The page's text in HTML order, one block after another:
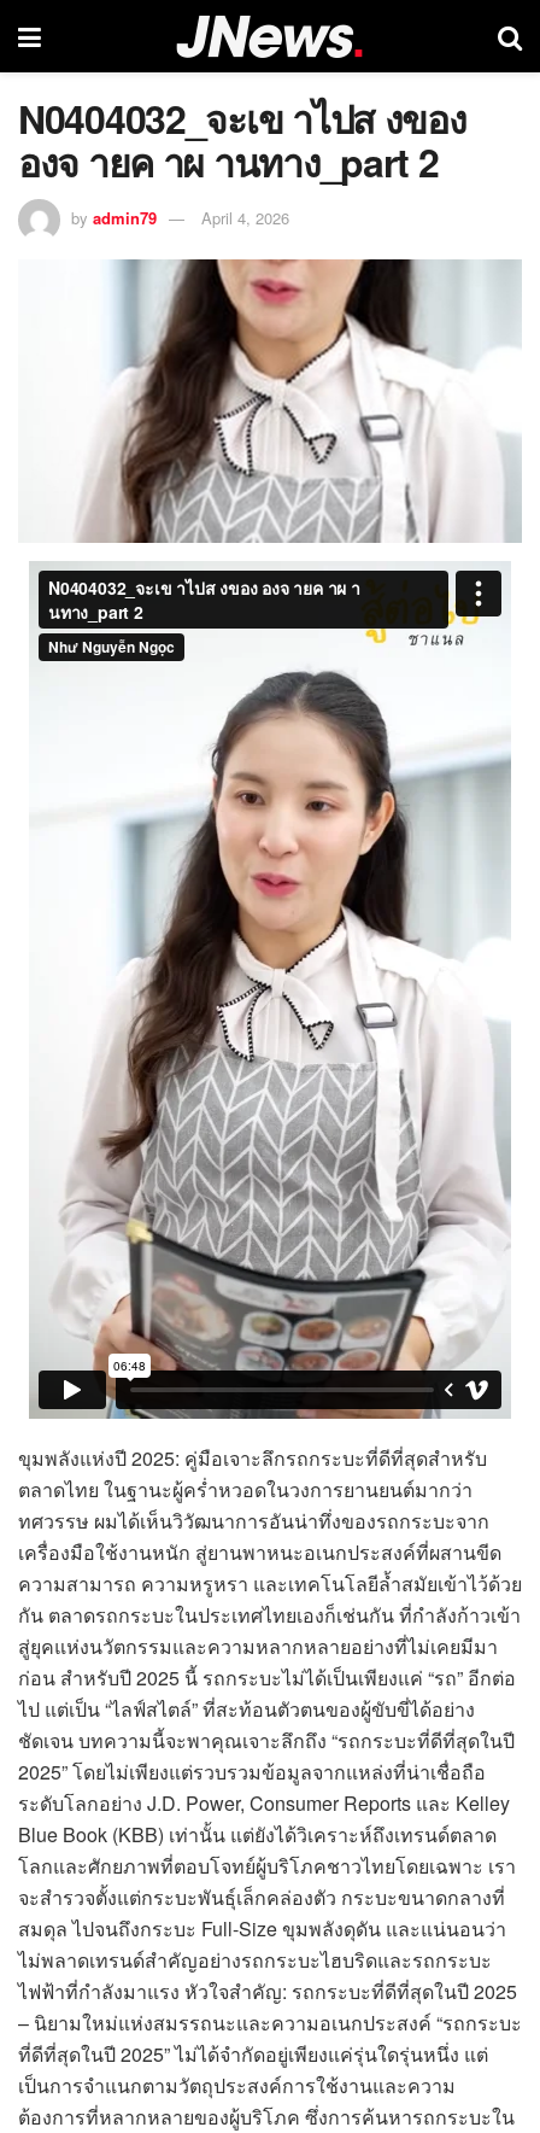
N0404032_จะเข าไปส งของ
องจ ายค าผ านทาง_part 2
by admin79 April 4, 2026
ขุมพลังแห่งปี 2025: คู่มือเจาะลึกรถกระบะที่ดีที่สุดสำหรับ
ตลาดไทย ในฐานะผู้คร่ำหวอดในวงการยานยนต์มากว่า
ทศวรรษ ผมได้เห็นวิวัฒนาการอันน่าทึ่งของรถกระบะจาก
เครื่องมือใช้งานหนัก สู่ยานพาหนะอเนกประสงค์ที่ผสานขีด
ความสามารถ ความหรูหรา และเทคโนโลยีล้ำสมัยเข้าไว้ด้วย
กัน ตลาดรถกระบะในประเทศไทยเองก็เช่นกัน ที่กำลังก้าวเข้า
สู่ยุคแห่งนวัตกรรมและความหลากหลายอย่างที่ไม่เคยมีมา
ก่อน สำหรับปี 2025 นี้ รถกระบะไม่ได้เป็นเพียงแค่ “รถ” อีกต่อ
ไป แต่เป็น “ไลฟ์สไตล์” ที่สะท้อนตัวตนของผู้ขับขี่ได้อย่าง
ชัดเจน บทความนี้จะพาคุณเจาะลึกถึง “รถกระบะที่ดีที่สุดในปี
2025” โดยไม่เพียงแต่รวบรวมข้อมูลจากแหล่งที่น่าเชื่อถือ
ระดับโลกอย่าง J.D. Power, Consumer Reports และ Kelley
Blue Book (KBB) เท่านั้น แต่ยังได้วิเคราะห์ถึงเทรนด์ตลาด
โลกและศักยภาพที่ตอบโจทย์ผู้บริโภคชาวไทยโดยเฉพาะ เรา
จะสำรวจตั้งแต่กระบะพันธุ์เล็กคล่องตัว กระบะขนาดกลางที่
สมดุล ไปจนถึงกระบะ Full-Size ขุมพลังดุดัน และแน่นอนว่า
ไม่พลาดเทรนด์สำคัญอย่างรถกระบะไฮบริดและรถกระบะ
ไฟฟ้าที่กำลังมาแรง หัวใจสำคัญ: รถกระบะที่ดีที่สุดในปี 2025
– นิยามใหม่แห่งสมรรถนะและความอเนกประสงค์ “รถกระบะ
ที่ดีที่สุดในปี 2025” ไม่ได้จำกัดอยู่เพียงแค่รุ่นใดรุ่นหนึ่ง แต่
เป็นการจำแนกตามวัตถุประสงค์การใช้งานและความ
ต้องการที่หลากหลายของผู้บริโภค ซึ่งการค้นหารถกระบะใน